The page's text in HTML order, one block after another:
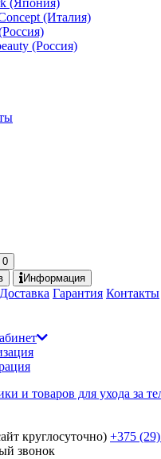
(Япония)
(Италия)
(Россия)
0
Информация
Доставка Гарантия Контакты
круглосуточно) +375 (29)
звонок